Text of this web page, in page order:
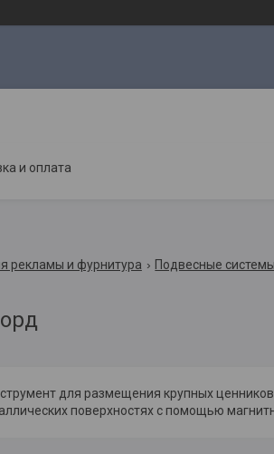
и оплата
рекламы и фурнитура Подвесные системы
для размещения крупных
поверхностях с помощью